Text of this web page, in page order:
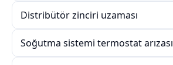
Distribütör zinciri uzaması
Soğutma sistemi termostat arızası